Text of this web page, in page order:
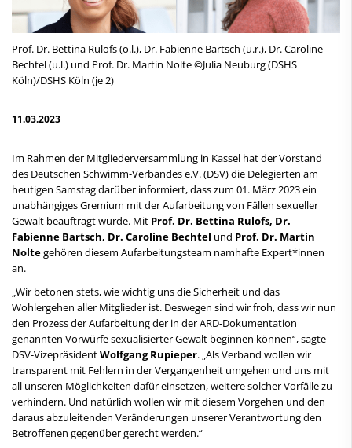
Prof. Dr. Bettina Rulofs (o.l.), Dr. Fabienne Bartsch (u.r.), Dr. Caroline
Bechtel (u.l.) und Prof. Dr. Martin Nolte ©Julia Neuburg (DSHS
Köln)/DSHS Köln (je 2)
11.03.2023
Im Rahmen der Mitgliederversammlung in Kassel hat der Vorstand
des Deutschen Schwimm-Verbandes e.V. (DSV) die Delegierten am
heutigen Samstag darüber informiert, dass zum 01. März 2023 ein
unabhängiges Gremium mit der Aufarbeitung von Fällen sexueller
Gewalt beauftragt wurde. Mit Prof. Dr. Bettina Rulofs, Dr.
Fabienne Bartsch, Dr. Caroline Bechtel und Prof. Dr. Martin
Noltegehören diesem Aufarbeitungsteam namhafte Expert*innen
an.
„Wir betonen stets, wie wichtig uns die Sicherheit und das
Wohlergehen aller Mitglieder ist. Deswegen sind wir froh, dass wir nun
den Prozess der Aufarbeitung der in der ARD-Dokumentation
genannten Vorwürfe sexualisierter Gewalt beginnen können“, sagte
DSV-VizepräsidentWolfgang Rupieper. „Als Verband wollen wir
transparent mit Fehlern in der Vergangenheit umgehen und uns mit
all unseren Möglichkeiten dafür einsetzen, weitere solcher Vorfälle zu
verhindern. Und natürlich wollen wir mit diesem Vorgehen und den
daraus abzuleitenden Veränderungen unserer Verantwortung den
Betroffenen gegenüber gerecht werden.“